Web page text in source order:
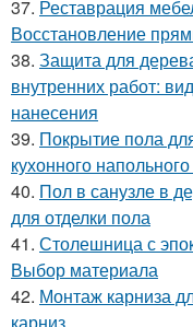
37. Реставрация
Восстановление
38. Защита для
внутренних работ:
нанесения
39. Покрытие пола
кухонного
40. Пол в санузле в
для отделки пола
41. Столешница с
Выбор материала
42. Монтаж карниза
карниз